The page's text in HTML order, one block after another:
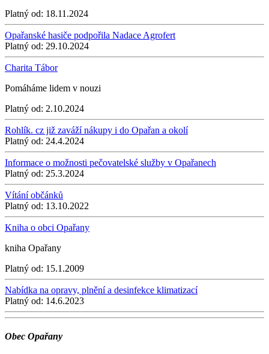
Platný od: 18.11.2024
Opařanské hasiče podpořila Nadace Agrofert
Platný od: 29.10.2024
Charita Tábor
Pomáháme lidem v nouzi
Platný od: 2.10.2024
Rohlík. cz již zaváží nákupy i do Opařan a okolí
Platný od: 24.4.2024
Informace o možnosti pečovatelské služby v Opařanech
Platný od: 25.3.2024
Vítání občánků
Platný od: 13.10.2022
Kniha o obci Opařany
kniha Opařany
Platný od: 15.1.2009
Nabídka na opravy, plnění a desinfekce klimatizací
Platný od: 14.6.2023
Obec Opařany